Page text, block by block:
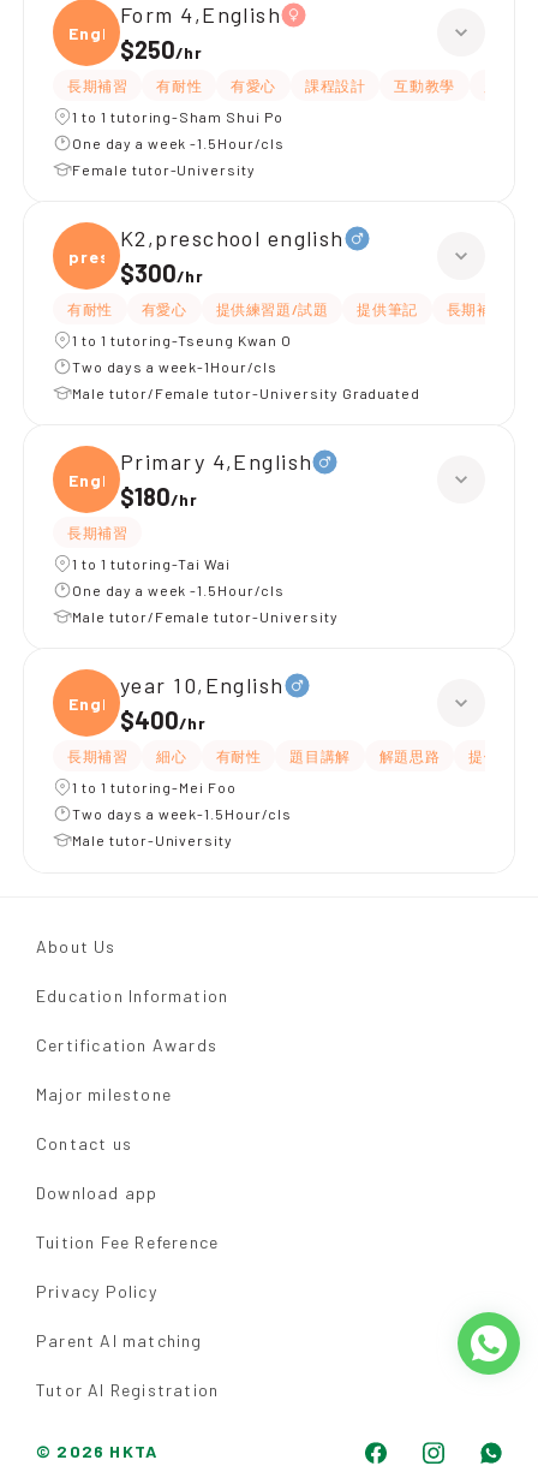
Engli
Form 4,English
$250/hr
長期補習 有耐性 有愛心 課程設計 互動教學
1 to 1 tutoring-Sham Shui Po
One day a week -1.5Hour/cls
Female tutor-University
presc
K2,preschool english
$300/hr
有耐性 有愛心 提供練習題/試題 提供筆記
長期補習
1 to 1 tutoring-Tseung Kwan O
Two days a week-1Hour/cls
Male tutor/Female tutor-University Graduated
Engli
Primary 4,English
$180/hr
長期補習
1 to 1 tutoring-Tai Wai
One day a week -1.5Hour/cls
Male tutor/Female tutor-University
Engli
year 10,English
$400/hr
長期補習 細心 有耐性 題目講解 解題思路
提供練習
1 to 1 tutoring-Mei Foo
Two days a week-1.5Hour/cls
Male tutor-University
About Us
Education Information
Certification Awards
Major milestone
Contact us
Download app
Tuition Fee Reference
Privacy Policy
Parent AI matching
Tutor AI Registration
© 2026 HKTA